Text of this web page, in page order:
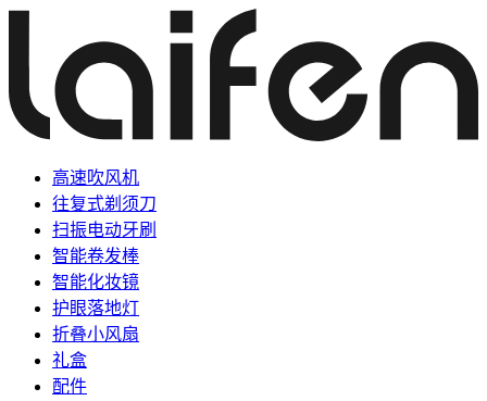
高速吹风机
往复式剃须刀
扫振电动牙刷
智能卷发棒
智能化妆镜
护眼落地灯
折叠小风扇
礼盒
配件